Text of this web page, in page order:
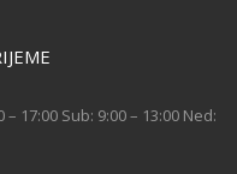
– 17:00 Sub: 9:00 – 13:00 Ned: